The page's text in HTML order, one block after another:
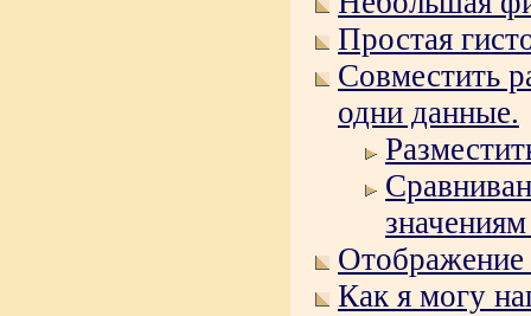
Простая
Совместить
одни данные.
Отображение
Как я могу